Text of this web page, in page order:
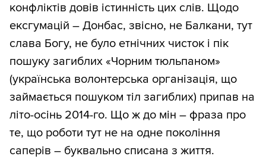
конфліктів довів істинність цих слів. Щодо
ексгумацій – Донбас, звісно, не Балкани, тут
слава Богу, не було етнічних чисток і пік
пошуку загиблих «Чорним тюльпаном»
(українська волонтерська організація, що
займається пошуком тіл загиблих) припав на
літо-осінь 2014-го. Що ж до мін – фраза про
те, що роботи тут не на одне покоління
саперів – буквально списана з життя.